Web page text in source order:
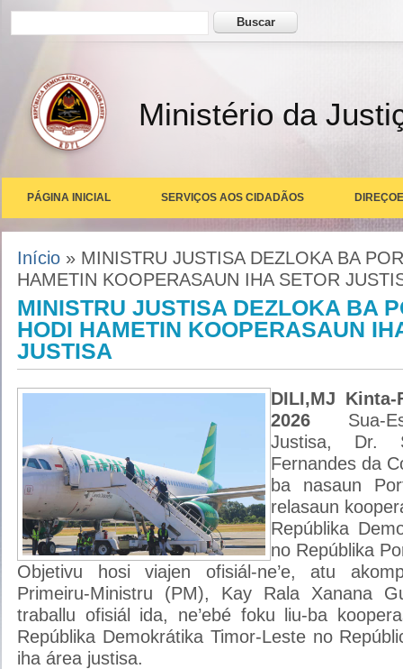
Formulário de busca Buscar
Ministério da
PÁGINA INICIAL SERVIÇOS AOS CIDADÃOS
Você está aqui
Início » MINISTRU JUSTISA DEZLOKA BA
HAMETIN KOOPERASAUN IHA SETOR
MINISTRU JUSTISA DEZLOKA BA
HODI HAMETIN KOOPERASAUN
JUSTISA
DILI,MJ
2026 Sua-
Justisa, Dr.
Fernandes da
ba nasaun
relasaun
Repúblika
no Repúblika
Objetivu hosi viajen ofisiál-ne’e, atu
Primeiru-Ministru (PM), Kay Rala Xanana
traballu ofisiál ida, ne’ebé foku liu-ba
Repúblika Demokrátika Timor-Leste no
iha área justisa.